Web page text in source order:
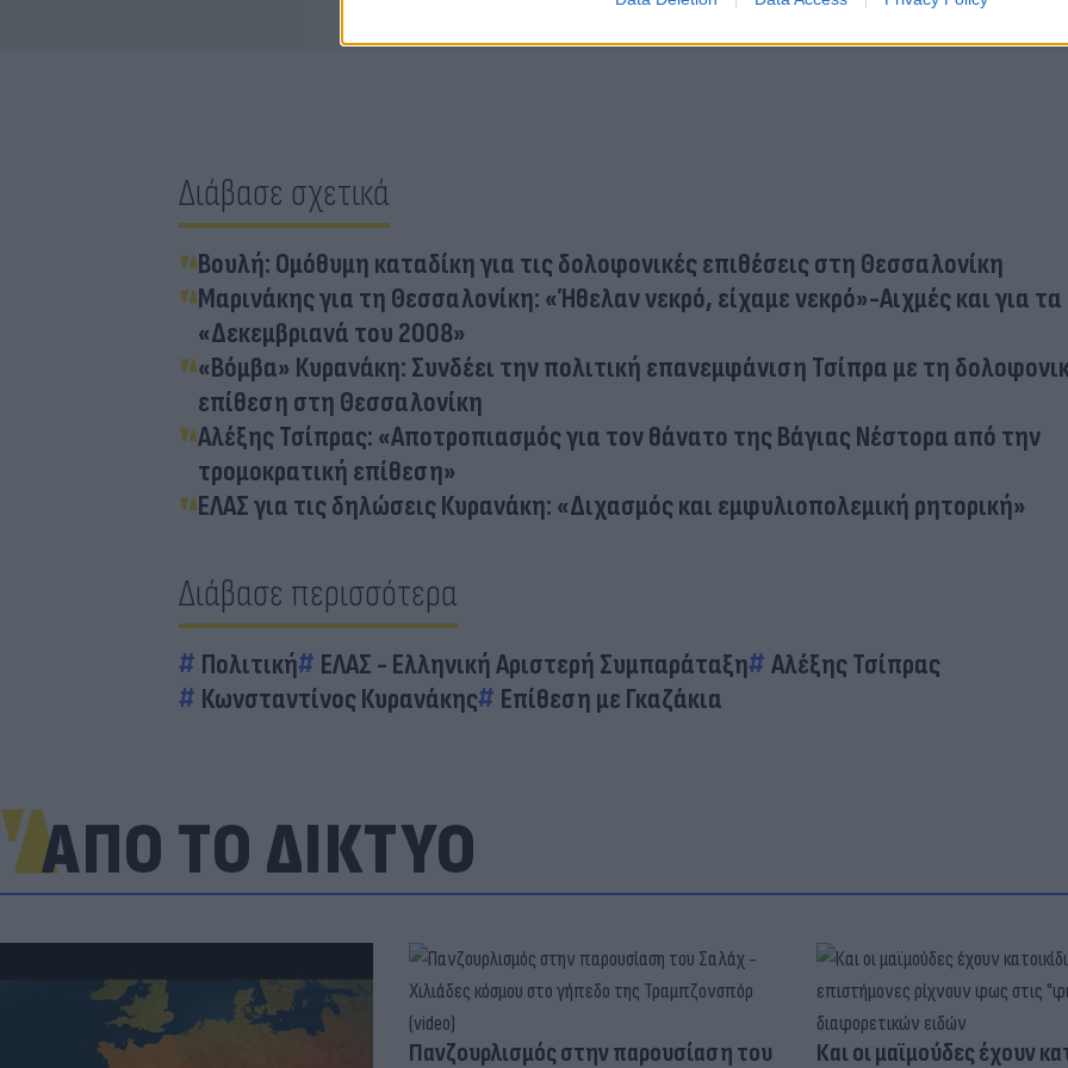
Διάβασε σχετικά
Βουλή: Ομόθυμη καταδίκη για τις δολοφονικές επιθέσεις στη Θεσσαλονίκη
Μαρινάκης για τη Θεσσαλονίκη: «Ήθελαν νεκρό, είχαμε νεκρό»-Αιχμές και για τα
«Δεκεμβριανά του 2008»
«Βόμβα» Κυρανάκη: Συνδέει την πολιτική επανεμφάνιση Τσίπρα με τη
επίθεση στη Θεσσαλονίκη
Αλέξης Τσίπρας: «Αποτροπιασμός για τον θάνατο της Βάγιας Νέστορα από την
τρομοκρατική επίθεση»
ΕΛΑΣ για τις δηλώσεις Κυρανάκη: «Διχασμός και εμφυλιοπολεμική ρητορική»
Διάβασε περισσότερα
Πολιτική ΕΛΑΣ - Ελληνική Αριστερή Συμπαράταξη
Αλέξης Τσίπρας
Κωνσταντίνος Κυρανάκης
Επίθεση με Γκαζάκια
ΑΠΟ ΤΟ ΔΙΚΤΥΟ
Πανζουρλισμός στην παρουσίαση του
Και οι μαϊμούδες έχουν